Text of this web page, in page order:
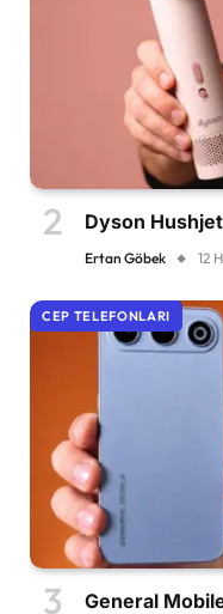
Dyson Hushjet
Ertan Göbek 12
CEP TELEFONLARI
General